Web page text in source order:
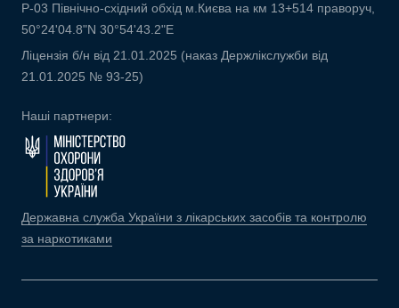
Р-03 Північно-східний обхід м.Києва на км 13+514 праворуч,
50°24'04.8"N 30°54'43.2"E
Ліцензія б/н від 21.01.2025 (наказ Держлікслужби від
21.01.2025 № 93-25)
Наші партнери:
Державна служба України з лікарських засобів та контролю
за наркотиками